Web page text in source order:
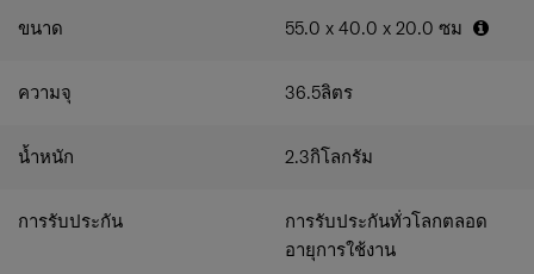
ขนาด 55.0 x 40.0 x 20.0 ซม
ความจุ 36.5ลิตร
น้ำหนัก 2.3กิโลกรัม
การรับประกัน
การรับประกันทั่วโลกตลอด
อายุการใช้งาน